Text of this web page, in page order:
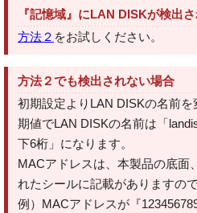
『記憶域』にLAN DISKが検出
方法２ をお試しください。
方法２でも検出されない場合
初期設定よりLAN DISKの名前
期値でLAN DISKの名前は「
下6桁」になります。
MACアドレスは、本製品の底面
れたシールに記載がありますの
例）MACアドレスが『